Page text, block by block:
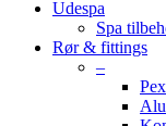
Udespa
Spa
Rør & fittings
–